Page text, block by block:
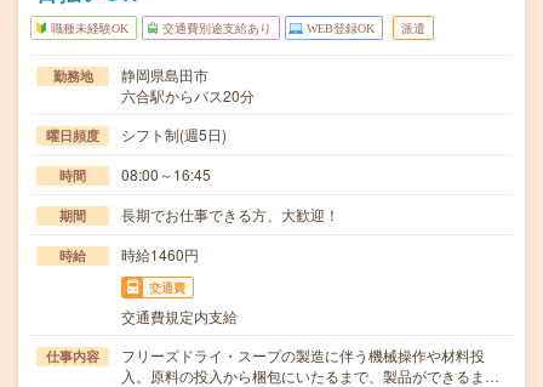
職種未経験OK 交通費別途支給あり WEB登録OK 派遣
勤務地
静岡県島田市
六合駅からバス20分
曜日頻度 シフト制(週5日)
時間 08:00～16:45
期間 長期でお仕事できる方、大歓迎！
時給 時給1460円
交通費
交通費規定内支給
仕事内容
フリーズドライ・スープの製造に伴う機械操作や材料投
入。原料の投入から梱包にいたるまで、製品ができるま…